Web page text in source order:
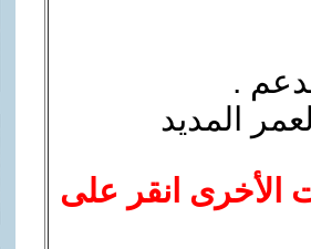
.
المديد
الأخرى انقر على